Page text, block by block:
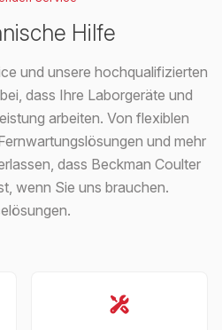
Hilfe
und unsere hochqualifizierten
dass Ihre Laborgeräte und
arbeiten. Von flexiblen
und mehr
dass Beckman Coulter
wenn Sie uns brauchen.